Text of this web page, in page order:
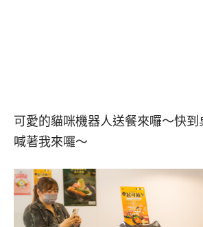
可愛的貓咪機器人送餐來囉～快
喊著我來囉～